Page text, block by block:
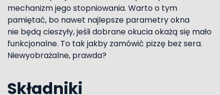
mechanizm jego stopniowania. Warto o tym
pamiętać, bo nawet najlepsze parametry okna
nie będą cieszyły, jeśli dobrane okucia okażą się mało
funkcjonalne. To tak jakby zamówić pizzę bez sera.
Niewyobrażalne, prawda?
Składniki